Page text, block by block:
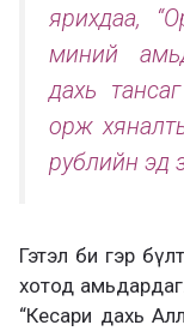
ярихдаа,
миний
дахь
орж
рублийн эд
Гэтэл би гэр
хотод
“Кесари дахь